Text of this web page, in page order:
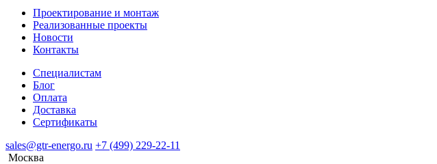
Проектирование и монтаж
Реализованные проекты
Новости
Контакты
Специалистам
Блог
Оплата
Доставка
Сертификаты
sales@gtr-energo.ru +7 (499) 229-22-11
Москва